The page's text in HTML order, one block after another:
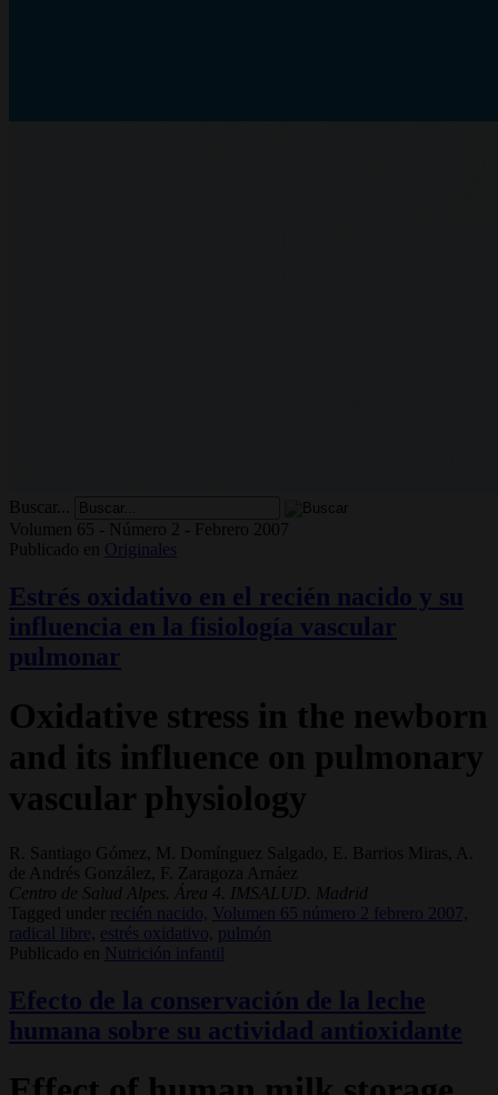
Buscar...
Volumen 65 - Número 2 - Febrero 2007
Publicado en
Originales
Estrés oxidativo en el recién nacido y su
influencia en la fisiología vascular
pulmonar
Oxidative stress in the newborn
and its influence on pulmonary
vascular physiology
R. Santiago Gómez, M. Domínguez Salgado, E. Barrios Miras, A.
de Andrés González, F. Zaragoza Arnáez
Centro de Salud Alpes. Área 4. IMSALUD. Madrid
Tagged under
recién nacido,
Volumen 65 número 2 febrero 2007,
radical libre, estrés oxidativo, pulmón
Publicado en
Nutrición infantil
Efecto de la conservación de la leche
humana sobre su actividad antioxidante